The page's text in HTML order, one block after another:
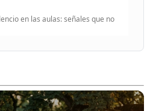
en las aulas: señales que no